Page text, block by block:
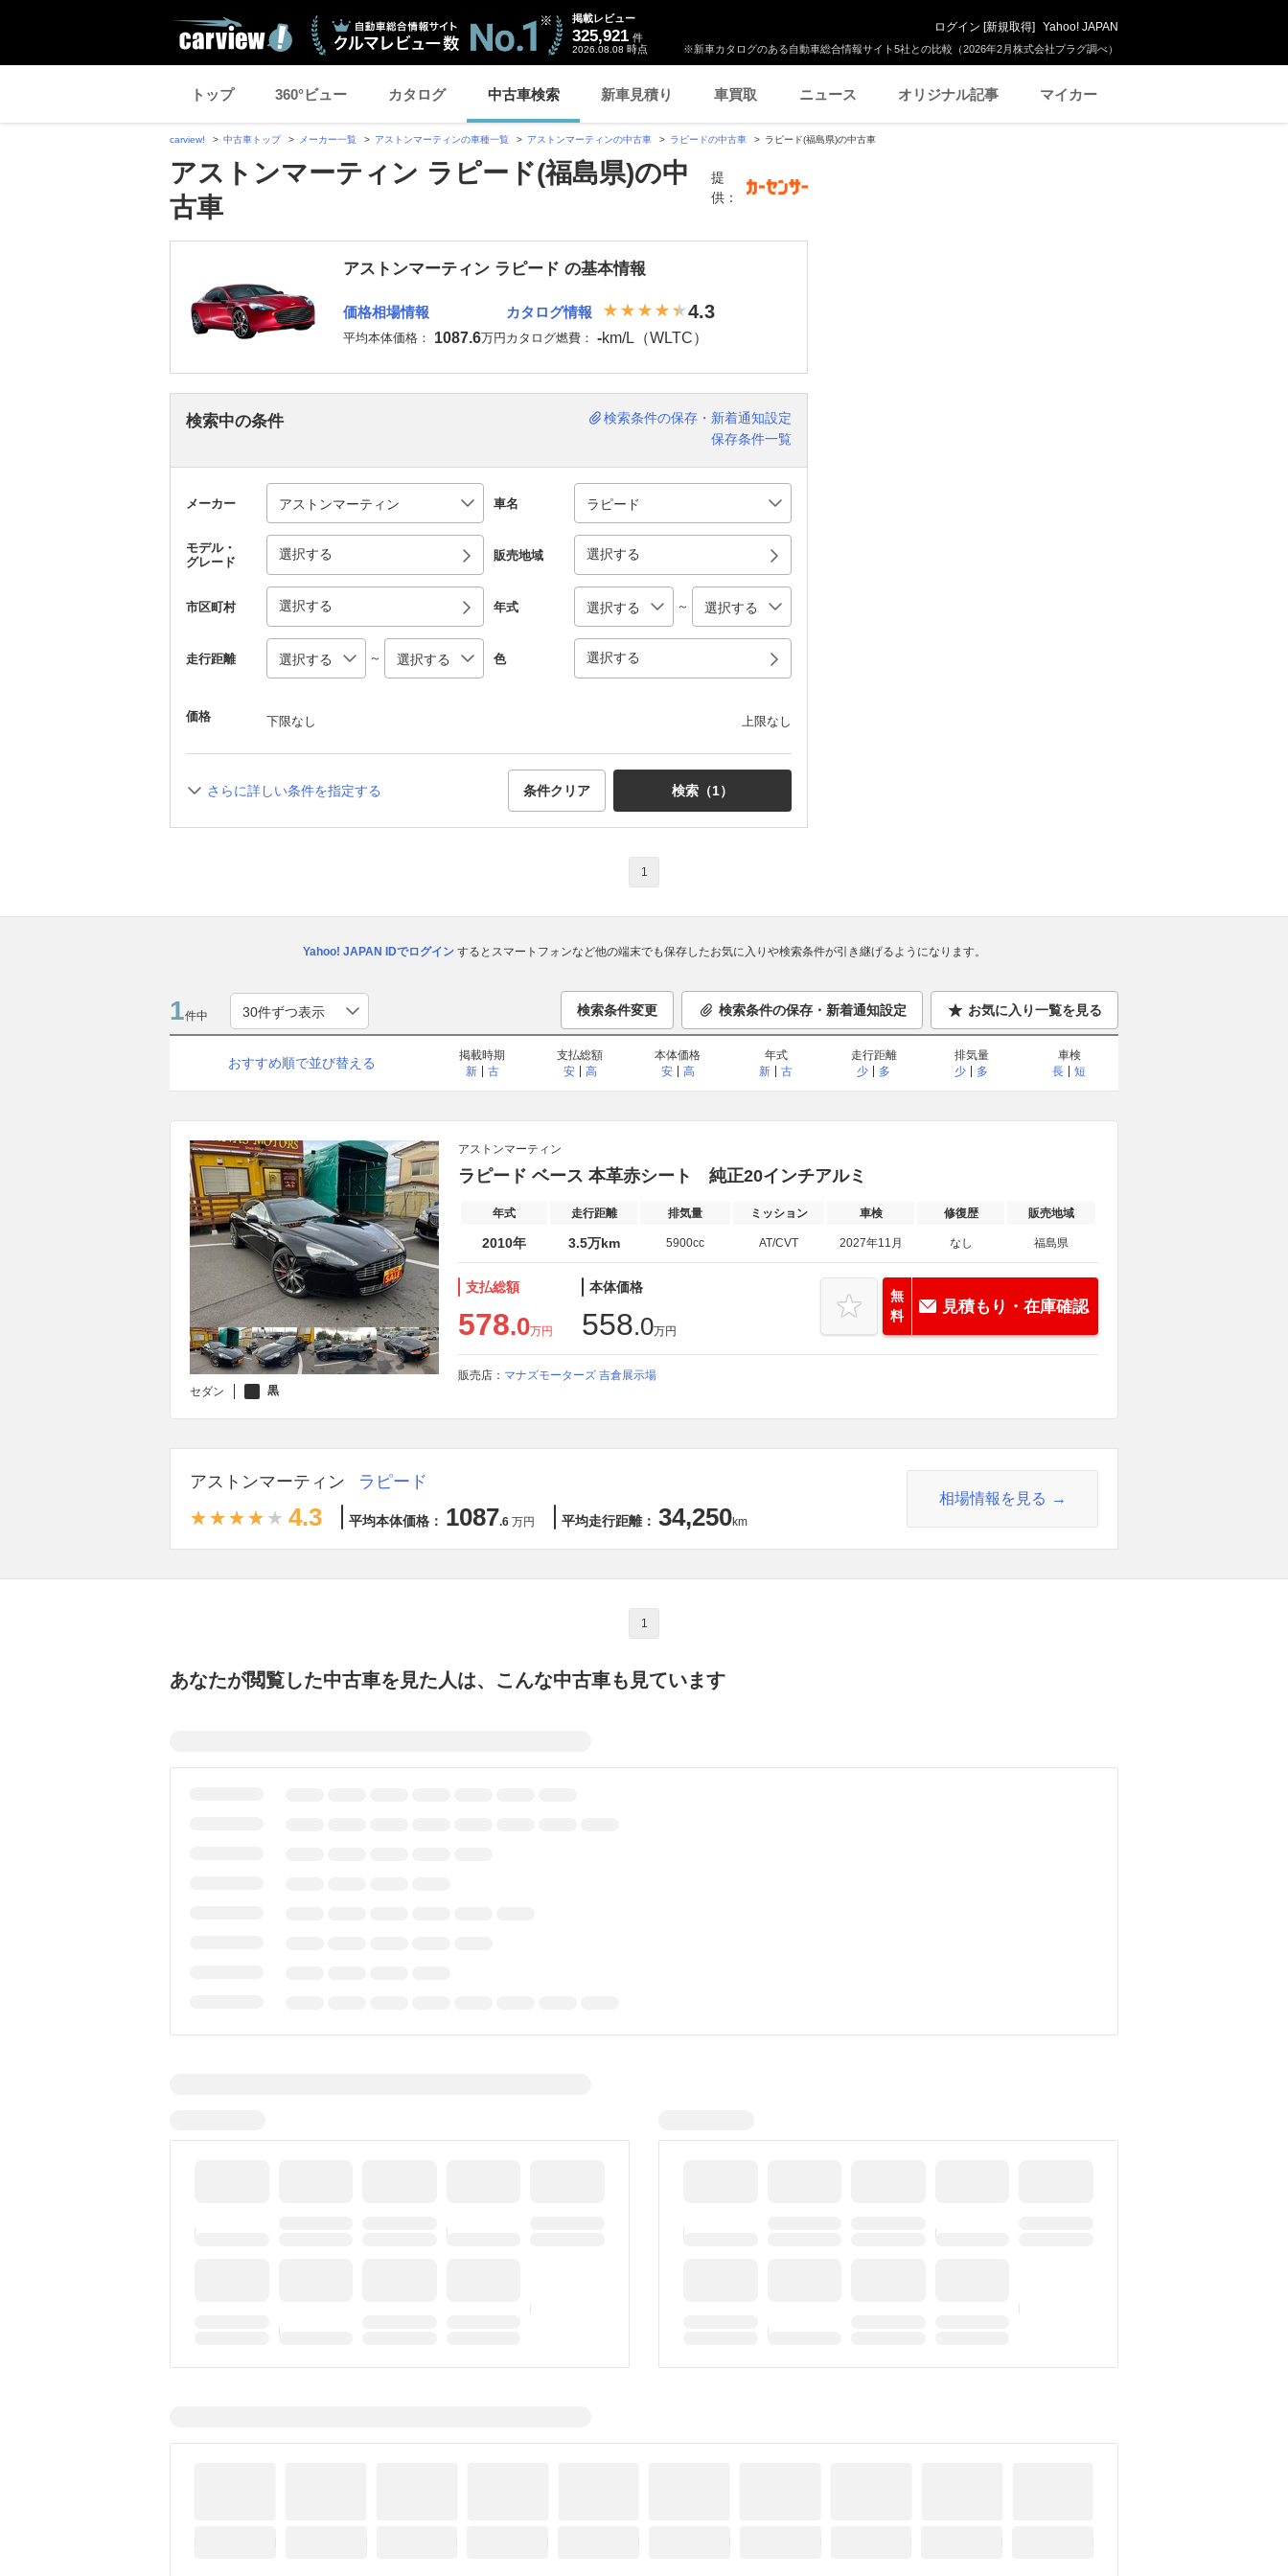
※新車カタログのある自動車総合情報サイト5社との比較（2026年2月株式会社プラグ調べ）
掲載レビュー
325,921 件
2026.08.08 時点
ログイン [新規取得] Yahoo! JAPAN
トップ 360°ビュー カタログ 中古車検索 新車見積り 車買取 ニュース オリジナル記事 マイカー
carview! 中古車トップ メーカー一覧 アストンマーティンの車種一覧 アストンマーティンの中古車 ラピードの中古車 ラピード(福島県)の中古車
アストンマーティン ラピード(福島県)の中
古車
提
供：
アストンマーティン ラピード の基本情報
価格相場情報
平均本体価格： 1087.6万円
カタログ情報 4.3
カタログ燃費： -km/L（WLTC）
検索中の条件
検索条件の保存・新着通知設定
保存条件一覧
メーカー 車名
モデル・
グレード
選択する 販売地域 選択する
市区町村 選択する 年式 ～
走行距離 ～ 色 選択する
価格 下限なし 上限なし
さらに詳しい条件を指定する 条件クリア 検索（1）
1
Yahoo! JAPAN IDでログインするとスマートフォンなど他の端末でも保存したお気に入りや検索条件が引き継げるようになります。
1件中 検索条件変更 検索条件の保存・新着通知設定 お気に入り一覧を見る
おすすめ順で並び替える
掲載時期
新
古
支払総額
安
高
本体価格
安
高
年式
新
古
走行距離
少
多
排気量
少
多
車検
長
短
セダン 黒
アストンマーティン
ラピード ベース 本革赤シート 純正20インチアルミ
年式 走行距離 排気量 ミッション 車検 修復歴 販売地域
2010年 3.5万km 5900cc AT/CVT 2027年11月 なし 福島県
支払総額
578.0万円
本体価格
558.0万円
無
料
見積もり・在庫確認
販売店： マナズモーターズ 吉倉展示場
アストンマーティン ラピード
4.3 平均本体価格： 1087.6 万円 平均走行距離： 34,250km
相場情報を見る
1
あなたが閲覧した中古車を見た人は、こんな中古車も見ています